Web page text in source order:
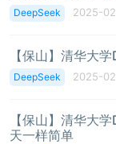
DeepSeek 2025-
【保山】清华大
DeepSeek 2025-
【保山】清华大
天一样简单